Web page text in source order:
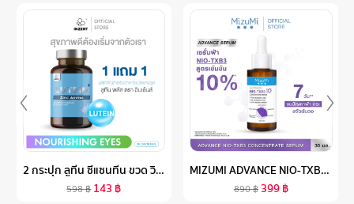
2 กระปุก ลูทีน ซีแซนทีน ขวด วิตามินบำรุงสายตา LUTEIN ZINC สารสกัดจากองุ่น บำรุงตา บำรุงสายตา (60 แคปซูล) INZENT ส่งฟรี
598฿ 143 ฿
MIZUMI ADVANCE NIO-TXB3 CONCENTRATE SERUM 30 ML เซรั่มฝ้า สูตรเข้มข้น 10% ลดเลือนฝ้าหนา ฝ้าแดด กระ ที่ฝังลึก ให้จางลง
890฿ 399฿